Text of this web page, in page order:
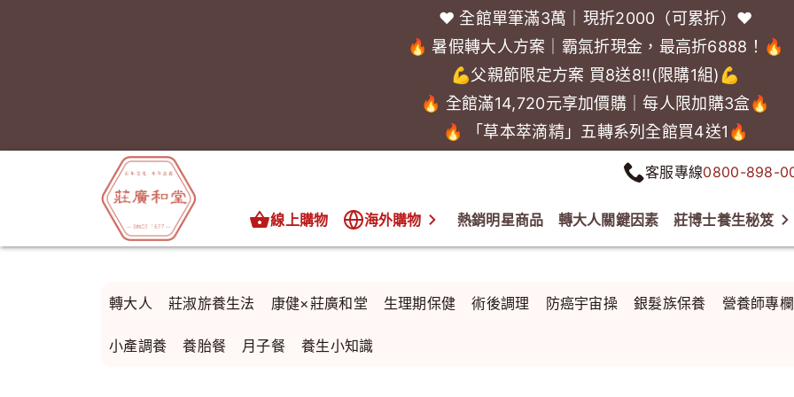
❤️ 全館單筆滿3萬｜現折2000（可累折）❤️
🔥 暑假轉大人方案｜霸氣折現金，最高折6888！🔥
💪父親節限定方案 買8送8!!(限購1組)💪
🔥 全館滿14,720元享加價購｜每人限加購3盒🔥
🔥 「草本萃滴精」五轉系列全館買4送1🔥
客服專線0800-898-
線上購物 海外購物 熱銷明星商品 轉大人關鍵因素 莊博士養生秘笈
轉大人 莊淑旂養生法 康健×莊廣和堂 生理期保健 術後調理 防癌宇宙操 銀髮族保養 營養師專欄
小產調養 養胎餐 月子餐 養生小知識